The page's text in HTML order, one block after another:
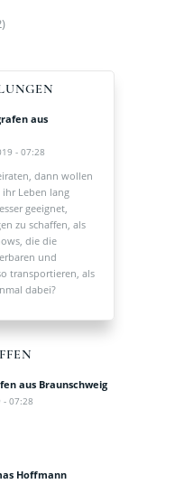
aus
- 07:28
dann wollen
Leben lang
geeignet,
zu schaffen, als
die die
und
transportieren, als
dabei?
aus Braunschweig
- 07:28
Hoffmann